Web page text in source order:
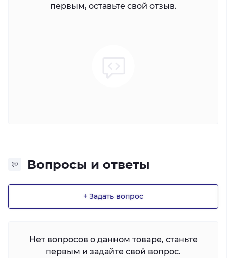
первым, оставьте свой отзыв.
Вопросы и ответы
+ Задать вопрос
Нет вопросов о данном товаре, станьте
первым и задайте свой вопрос.